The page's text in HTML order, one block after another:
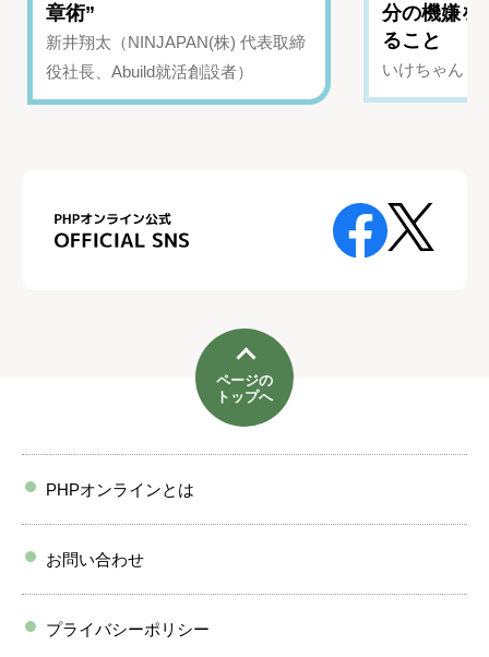
章術”
新井翔太（NINJAPAN(株) 代表取締
役社長、Abuild就活創設者）
分の機嫌を
ること
いけちゃん（
ページの
トップへ
PHPオンラインとは
お問い合わせ
プライバシーポリシー